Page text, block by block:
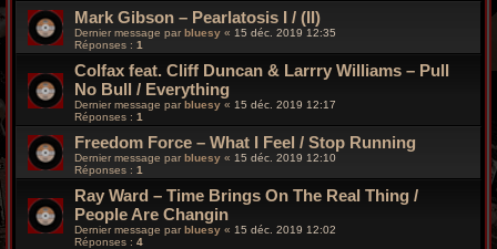
Mark Gibson – Pearlatosis I / (II)
Dernier message par bluesy « 15 déc. 2019 12:35
Réponses : 1
Colfax feat. Cliff Duncan & Larrry Williams – Pull
No Bull / Everything
Dernier message par bluesy « 15 déc. 2019 12:17
Réponses : 1
Freedom Force ‎– What I Feel / Stop Running
Dernier message par bluesy « 15 déc. 2019 12:10
Réponses : 1
Ray Ward – Time Brings On The Real Thing /
People Are Changin
Dernier message par bluesy « 15 déc. 2019 12:02
Réponses : 4